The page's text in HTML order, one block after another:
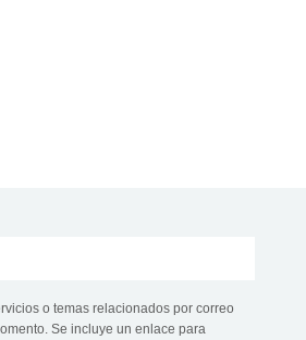
o temas relacionados por correo
Se incluye un enlace para